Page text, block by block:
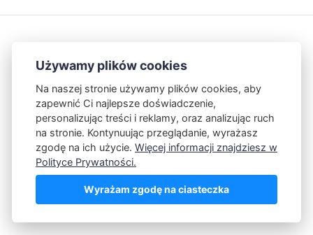
Kontakt Polityka Prywatności
Powered by Publii
Używamy plików cookies
Na naszej stronie używamy plików cookies, aby
zapewnić Ci najlepsze doświadczenie,
personalizując treści i reklamy, oraz analizując ruch
na stronie. Kontynuując przeglądanie, wyrażasz
zgodę na ich użycie. Więcej informacji znajdziesz w
Polityce Prywatności.
Wyrażam zgodę na ciasteczka